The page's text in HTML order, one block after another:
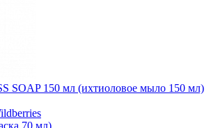
SOAP 150 мл (ихтиоловое мыло 150 мл)